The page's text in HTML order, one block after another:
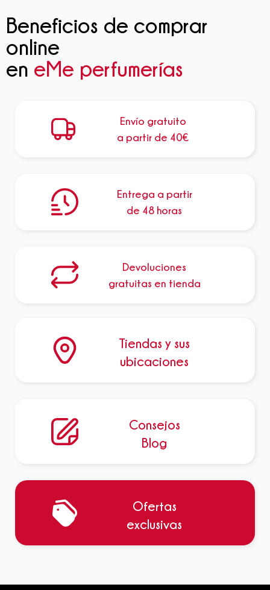
Beneficios de comprar
online
en eMe perfumerías
Envío gratuito
a partir de 40€
Entrega a partir
de 48 horas
Devoluciones
gratuitas en tienda
Tiendas y sus
ubicaciones
Consejos
Blog
Ofertas
exclusivas